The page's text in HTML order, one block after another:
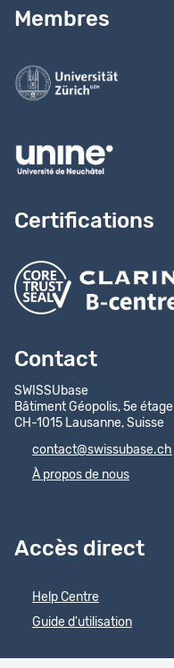
Membres
Certifications
Contact
SWISSUbase
Bâtiment Géopolis, 5e étage
CH-1015 Lausanne, Suisse
contact@swissubase.ch
À propos de nous
Accès direct
Help Centre
Guide d'utilisation